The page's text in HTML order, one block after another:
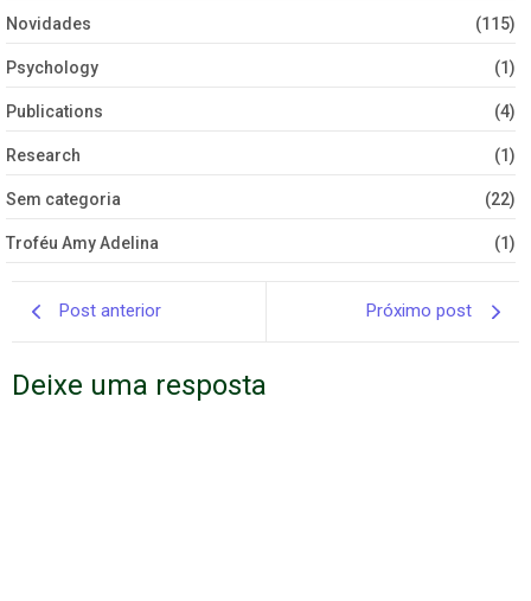
Novidades (115)
Psychology (1)
Publications (4)
Research (1)
Sem categoria (22)
Troféu Amy Adelina (1)
Post anterior Próximo post
Deixe uma resposta